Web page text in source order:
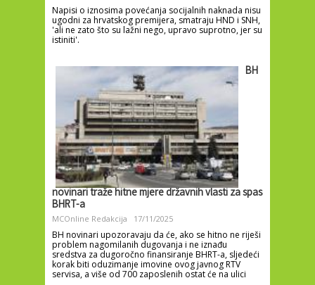
Napisi o iznosima povećanja socijalnih naknada nisu
ugodni za hrvatskog premijera, smatraju HND i SNH,
'ali ne zato što su lažni nego, upravo suprotno, jer su
istiniti'.
BH
novinari traže hitne mjere državnih vlasti za spas
BHRT-a
MCOnline Redakcija 17/11/2025
BH novinari upozoravaju da će, ako se hitno ne riješi
problem nagomilanih dugovanja i ne iznađu
sredstva za dugoročno finansiranje BHRT-a, sljedeći
korak biti oduzimanje imovine ovog javnog RTV
servisa, a više od 700 zaposlenih ostat će na ulici